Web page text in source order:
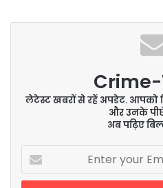
लेटेस्ट खबरों से रहें अपडेट. आपको
और उनके
अब पढ़िए
your
Email